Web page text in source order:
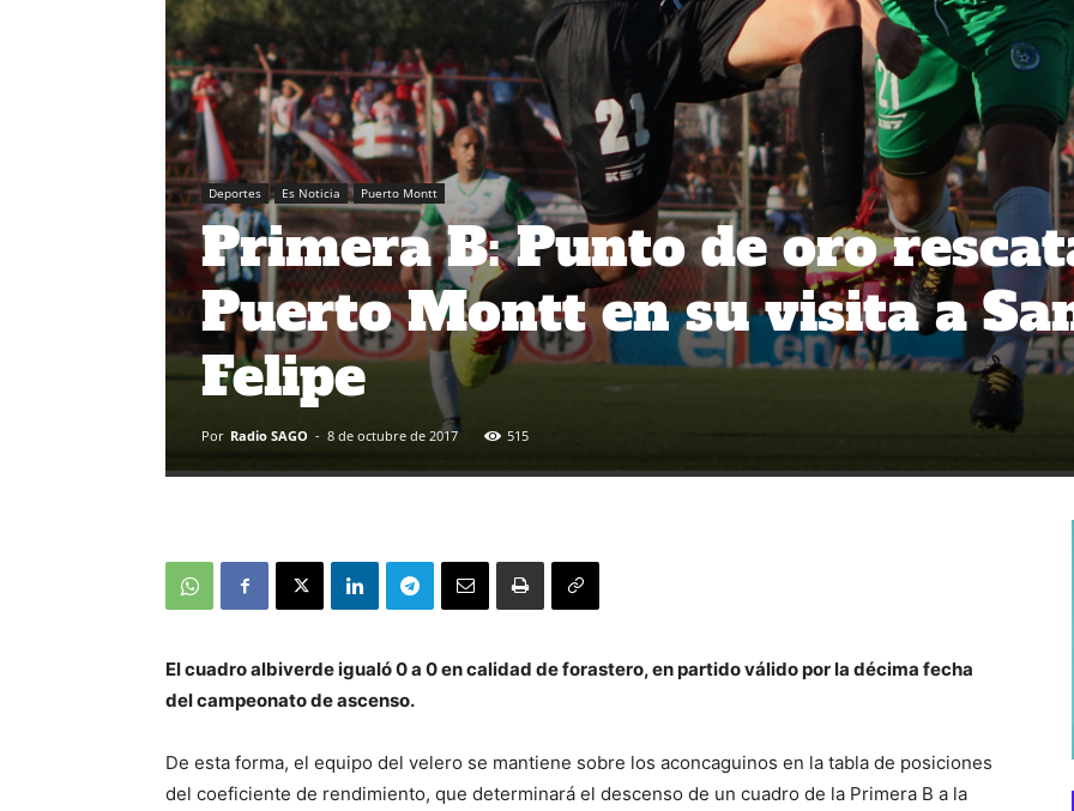
Deportes Es Noticia Puerto Montt
Primera B: Punto de oro
Puerto Montt en su visita a
Felipe
Por Radio SAGO - 8 de octubre de 2017 515
El cuadro albiverde igualó 0 a 0 en calidad de forastero, en partido válido por la décima fecha
del campeonato de ascenso.
De esta forma, el equipo del velero se mantiene sobre los aconcaguinos en la tabla de posiciones
del coeficiente de rendimiento, que determinará el descenso de un cuadro de la Primera B a la